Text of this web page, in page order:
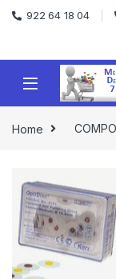
Skip to navigation
Skip to content
922 64 18 04
Home